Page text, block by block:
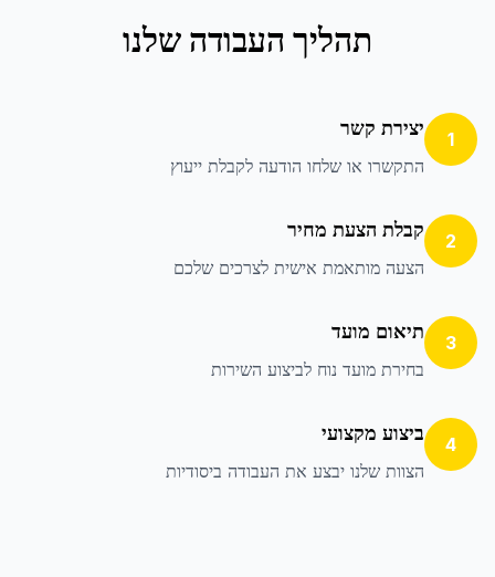
תהליך העבודה שלנו
1 יצירת קשר
התקשרו או שלחו הודעה לקבלת ייעוץ
2 קבלת הצעת מחיר
הצעה מותאמת אישית לצרכים שלכם
3 תיאום מועד
בחירת מועד נוח לביצוע השירות
4 ביצוע מקצועי
הצוות שלנו יבצע את העבודה ביסודיות